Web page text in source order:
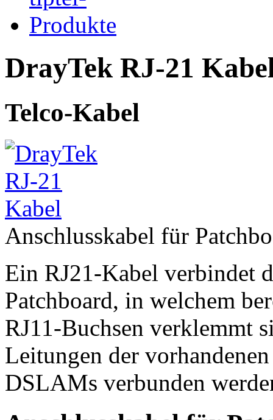
DrayTek RJ-21
Telco-Kabel
Anschlusskabel für
Ein RJ21-Kabel verbindet
Patchboard, in welchem
RJ11-Buchsen verklemmt
Leitungen der
DSLAMs verbunden